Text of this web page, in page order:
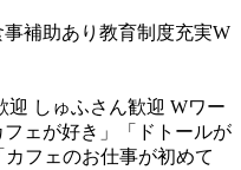
補助あり 教育制度充実W
迎 しゅふさん歓迎 Wワー
ェが好き」「ドトールが
フェのお仕事が初めて